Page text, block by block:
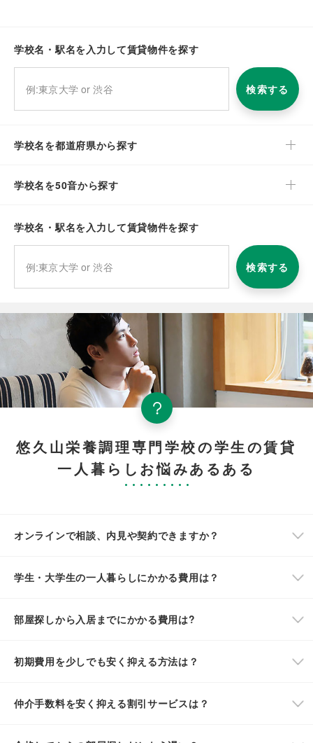
学校名・駅名を入力して賃貸物件を探す
検索する
学校名を都道府県から探す
学校名を50音から探す
学校名・駅名を入力して賃貸物件を探す
検索する
悠久山栄養調理専門学校の学生の賃貸
一人暮らしお悩みあるある
オンラインで相談、内見や契約できますか？
学生・大学生の一人暮らしにかかる費用は？
部屋探しから入居までにかかる費用は?
初期費用を少しでも安く抑える方法は？
仲介手数料を安く抑える割引サービスは？